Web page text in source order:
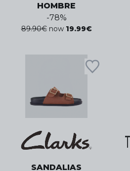
HOMBRE
-78%
89.90€ now 19.99€
SANDALIAS